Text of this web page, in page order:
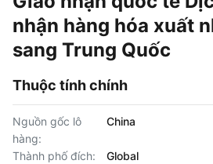
nhận hàng hóa xuất
sang Trung Quốc
Thuộc tính chính
Nguồn gốc lô
hàng:
China
Thành phố đích:
Global